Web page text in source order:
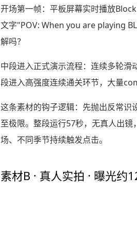
开场第一帧：平板屏幕实时播放
文字"POV: When you are playing
解吗？
中段进入正式演示流程：连续多轮
段进入高强度连续通关环节，大量
这条素材的钩子逻辑：先抛出反常
至极限。整段运行57秒，无真人出
场、不同季节持续触发点击。
素材B · 真人实拍 · 曝光约